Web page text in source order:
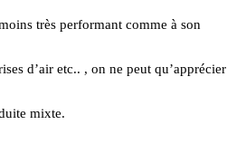
très performant comme à son
d’air etc.. , on ne peut qu’apprécier
mixte.